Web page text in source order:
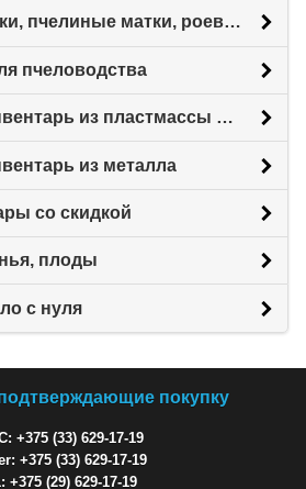
Пчелиные отводки, пчелиные матки, роевни
пчеловодства
Пчеловодный инвентарь из пластмассы для пасеки
из металла
со скидкой
плоды
с нуля
покупку
+375 (33) 629-17-19
+375 (33) 629-17-19
+375 (29) 629-17-19